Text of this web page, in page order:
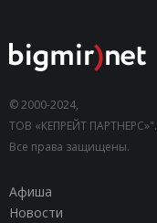
© 2000-2024,
ТОВ «КЕПРЕЙТ ПАРТНЕРС»".
Все права защищены.
Афиша
Новости